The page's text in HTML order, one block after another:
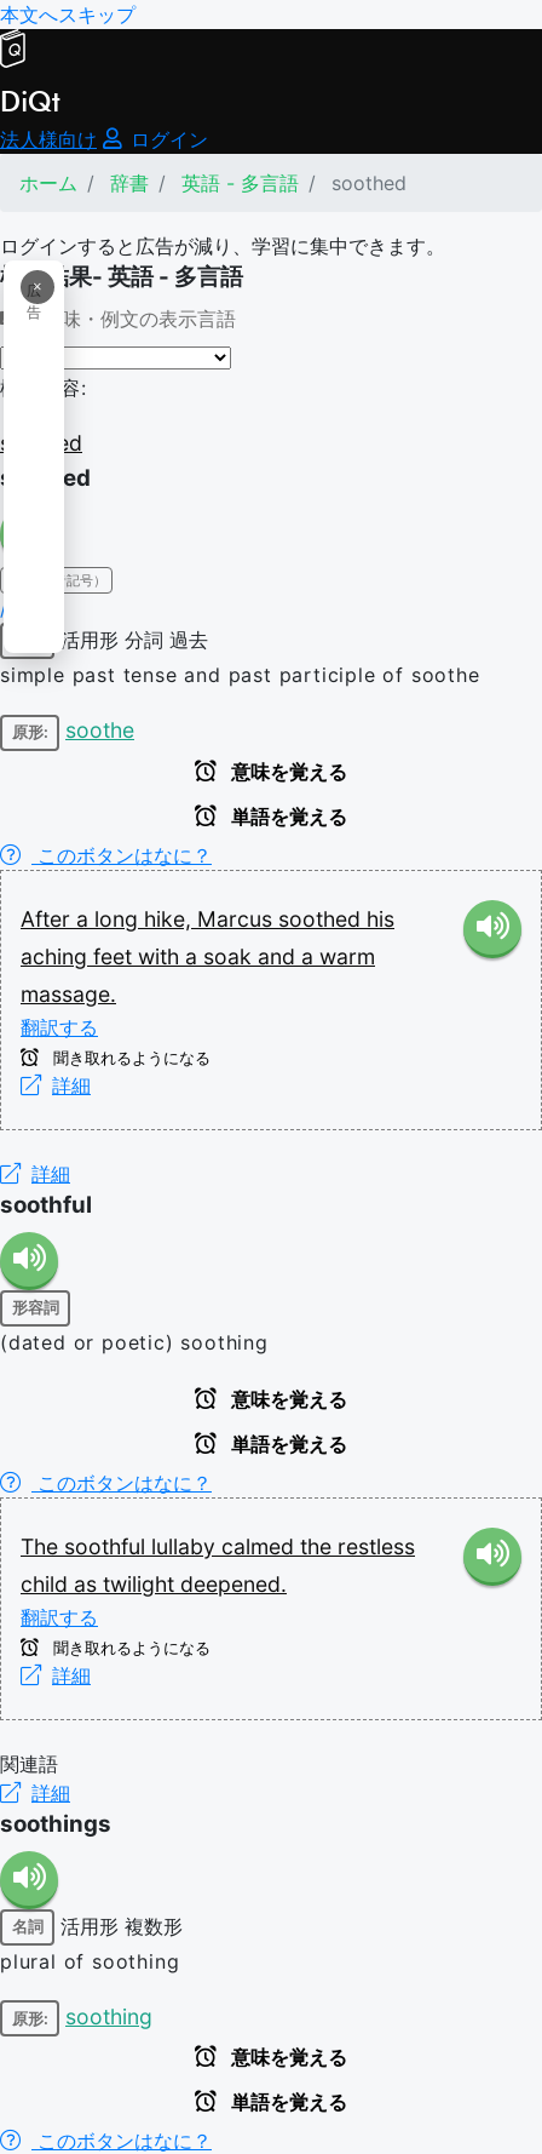
本文へスキップ
DiQt
法人様向け
ログイン
ホーム
辞書 英語 - 多言語 soothed
ログインすると広告が減り、学習に集中できます。
×
広
告
検索結果- 英語 - 多言語
意味・例文の表示言語
検索内容:
soothed
soothed
IPA（発音記号）
/suːðd/
活用形 分詞 過去
simple past tense and past participle of soothe
原形: soothe
意味を覚える
単語を覚える
このボタンはなに？
After a long hike, Marcus soothed his
aching feet with a soak and a warm
massage.
翻訳する
聞き取れるようになる
詳細
詳細
soothful
形容詞
(dated or poetic) soothing
意味を覚える
単語を覚える
このボタンはなに？
The soothful lullaby calmed the restless
child as twilight deepened.
翻訳する
聞き取れるようになる
詳細
関連語
詳細
soothings
名詞 活用形 複数形
plural of soothing
原形: soothing
意味を覚える
単語を覚える
このボタンはなに？